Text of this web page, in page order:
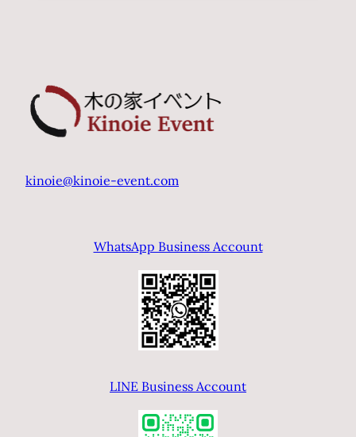
kinoie@kinoie-event.com
WhatsApp Business Account
LINE Business Account